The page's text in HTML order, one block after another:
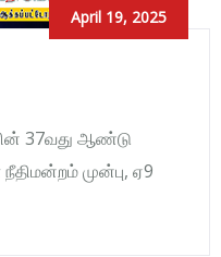
April 19, 2025
37வது ஆண்டு
முன்பு, ஏ9